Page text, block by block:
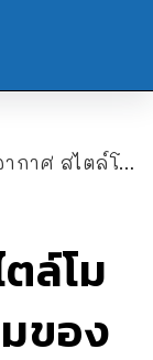
น ความสวยงามของพื้นผิวและวัสดุ
ล์โม
ของ